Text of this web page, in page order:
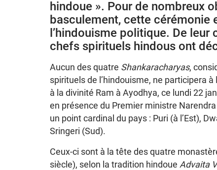
hindoue ». Pour de nombreux
basculement, cette cérémonie
l’hindouisme politique. De
chefs spirituels hindous ont
Aucun des quatre Shankaracharyas,
spirituels de l’hindouisme, ne participera
à la divinité Ram à Ayodhya, ce lundi 22
en présence du Premier ministre
un point cardinal du pays : Puri (à l’Est),
Sringeri (Sud).
Ceux-ci sont à la tête des quatre
siècle), selon la tradition hindoue Advaita